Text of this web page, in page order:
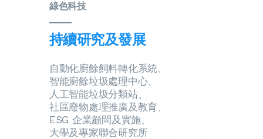
綠色科技
持續研究及發展
自動化廚餘飼料轉化系統、
智能廚餘垃圾處理中心、
人工智能垃圾分類站、
社區廢物處理推廣及教育、
ESG 企業顧問及實施、
大學及專家聯合研究所